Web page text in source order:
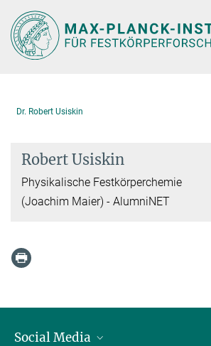
Hauptinhalt
Dr. Robert Usiskin
Robert Usiskin
Physikalische Festkörperchemie
(Joachim Maier) - AlumniNET
Social Media